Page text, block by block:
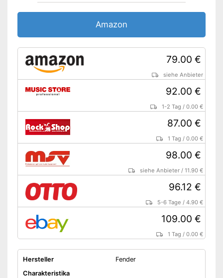
Amazon
79.00 €
siehe Anbieter
92.00 €
1-2 Tag /0.00 €
87.00 €
1 Tag /0.00 €
98.00 €
siehe Anbieter /11.90 €
96.12 €
5-6 Tage /4.90 €
109.00 €
1 Tag /0.00 €
Hersteller
Fender
Charakteristika